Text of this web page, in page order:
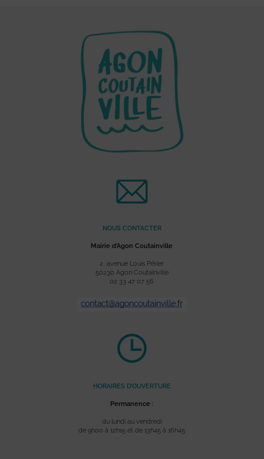
NOUS CONTACTER
Mairie d’Agon Coutainville
2, avenue Louis Périer
50230 Agon Coutainville
02 33 47 07 56
HORAIRES D’OUVERTURE
Permanence :
du lundi au vendredi
de 9h00 à 12h15 et de 13h45 à 16h45